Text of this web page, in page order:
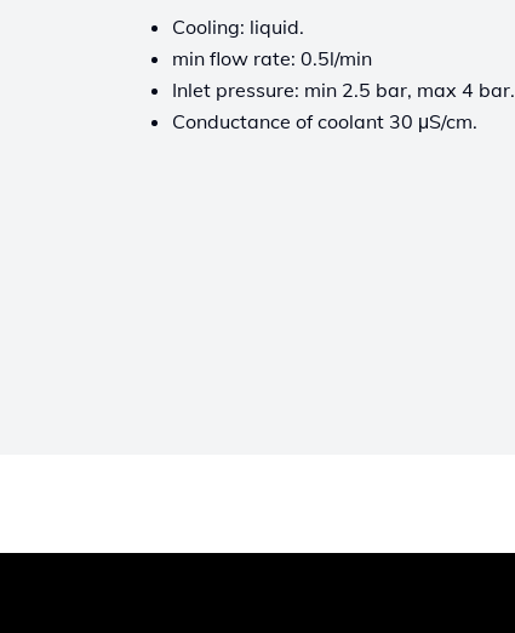
Cooling: liquid.
min flow rate: 0.5l/min
Inlet pressure: min 2.5 bar, max 4 bar.
Conductance of coolant 30 μS/cm.